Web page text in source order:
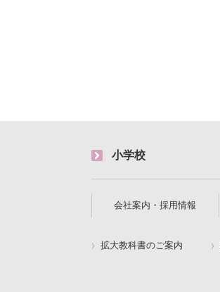
小学校
会社案内・採用情報
拡大教科書のご案内